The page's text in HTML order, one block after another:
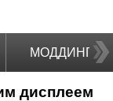
МОДДИНГ
дисплеем